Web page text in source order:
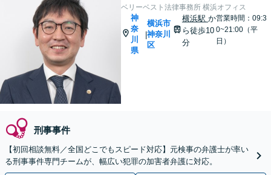
ベリーベスト法律事務所 横浜オフィス
神
奈
川
県
|
横浜市
神奈川
区
横浜駅 か
ら徒歩10
分
営業時間：09:3
0~21:00（平
日）
刑事事件
【初回相談無料／全国どこでもスピード対応】元検事の弁護士が率い
る刑事事件専門チームが、幅広い犯罪の加害者弁護に対応。